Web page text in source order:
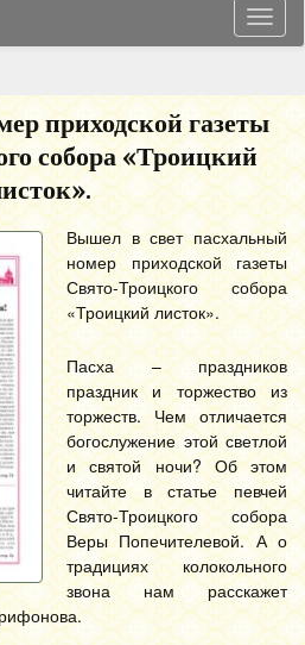
приходской газеты
собора «Троицкий
Вышел в свет пасхальный
номер приходской газеты
Свято-Троицкого собора
«Троицкий листок».
Пасха – праздников
праздник и торжество из
торжеств. Чем отличается
богослужение этой светлой
и святой ночи? Об этом
читайте в статье певчей
Свято-Троицкого собора
Веры Попечителевой. А о
традициях колокольного
звона нам расскажет